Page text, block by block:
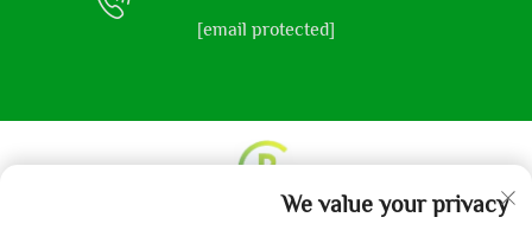
[email protected]
We value your privacy